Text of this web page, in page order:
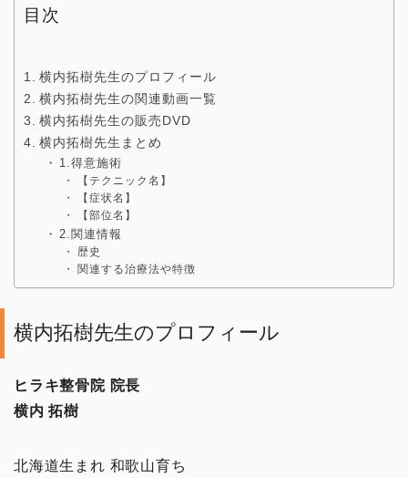
目次
横内拓樹先生のプロフィール
横内拓樹先生の関連動画一覧
横内拓樹先生の販売DVD
横内拓樹先生まとめ
1.得意施術
【テクニック名】
【症状名】
【部位名】
2.関連情報
歴史
関連する治療法や特徴
横内拓樹先生のプロフィール
ヒラキ整骨院 院長
横内 拓樹
北海道生まれ 和歌山育ち